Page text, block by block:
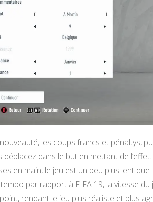
les coups francs et pénaltys,
déplacez dans le but en mettant de
en main, le jeu est un peu plus lent
par rapport à FIFA 19, la vitesse
rendant le jeu plus réaliste et plus